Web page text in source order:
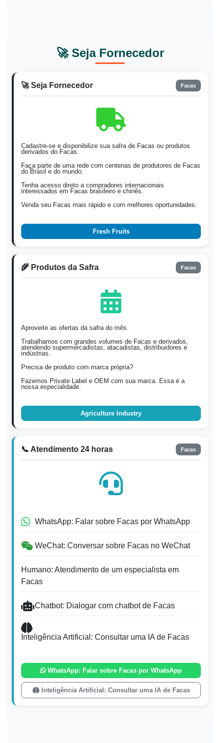
🚀 Seja Fornecedor
🚀 Seja Fornecedor Facas
Cadastre-se e disponibilize sua safra de Facas ou produtos
derivados do Facas.
Faça parte de uma rede com centenas de produtores de Facas
do Brasil e do mundo.
Tenha acesso direto a compradores internacionais
interessados em Facas brasileiro e chinês.
Venda seu Facas mais rápido e com melhores oportunidades.
Fresh Fruits
🌾 Produtos da Safra Facas
Aproveite as ofertas da safra do mês.
Trabalhamos com grandes volumes de Facas e derivados,
atendendo supermercadistas, atacadistas, distribuidores e
indústrias.
Precisa de produto com marca própria?
Fazemos Private Label e OEM com sua marca. Essa é a
nossa especialidade.
Agriculture Industry
📞 Atendimento 24 horas Facas
WhatsApp: Falar sobre Facas por WhatsApp
WeChat: Conversar sobre Facas no WeChat
Humano: Atendimento de um especialista em
Facas
Chatbot: Dialogar com chatbot de Facas
Inteligência Artificial: Consultar uma IA de Facas
WhatsApp: Falar sobre Facas por WhatsApp
Inteligência Artificial: Consultar uma IA de Facas